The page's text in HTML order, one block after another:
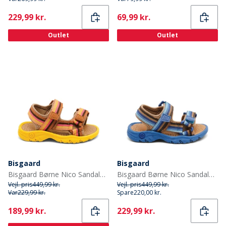
Current
229,99 kr.
Outlet
Current
69,99 kr.
Outlet
Bisgaard
Bisgaard Børne Nico Sandaler Lemon Mix
Vejl. pris449,99 kr.
Var229,99 kr.
Current
189,99 kr.
Bisgaard
Bisgaard Børne Nico Sandaler Cobalt Mix
Vejl. pris449,99 kr.
Spare220,00 kr.
Current
229,99 kr.